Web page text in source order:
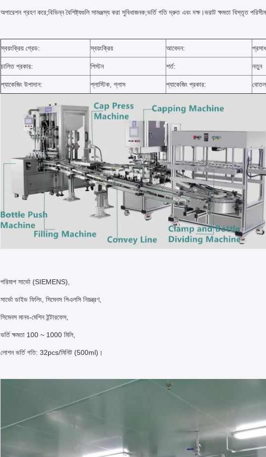
অপারেশন গ্রহণ করে;বিভিন্ন বৈশিষ্ট্যগুলি সামঞ্জস্য করা সুবিধাজনক;ভর্তি গতি দ্রুত এবং দক্ষ।ভরাট ক্ষমতা বিস্তৃত
স্বয়ংক্রিয় গ্রেড: স্বয়ংক্রিয় আবেদন:
চালিত প্রকার: পিস্টন শর্ত: নতুন
প্যাকেজিং উপাদান: প্লাস্টিক, গ্লাস প্যাকেজিং প্রকার: বোতল
পরিমাপ সার্ভো (SIEMENS),
সার্ভো ডাইভ ফিলিং, সিমেনস পিএলসি নিয়ন্ত্রণ,
সিমেনস মানব-মেশিন ইন্টারফেস,
ভর্তি ক্ষমতা 100 ~ 1000 মিলি,
লোশন ভর্তি গতি: 32pcs/মিনিট (500ml)।